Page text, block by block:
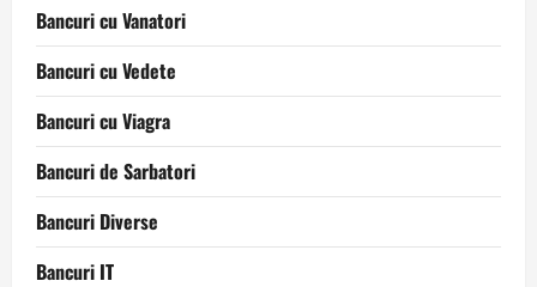
Bancuri cu Vanatori
Bancuri cu Vedete
Bancuri cu Viagra
Bancuri de Sarbatori
Bancuri Diverse
Bancuri IT